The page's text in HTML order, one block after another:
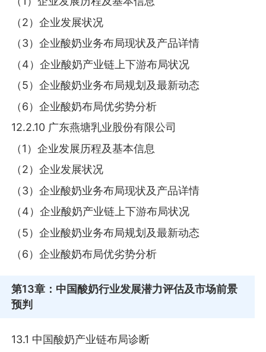
（2）企业发展状况
（3）企业酸奶业务布局现状及产品详情
（4）企业酸奶产业链上下游布局状况
（5）企业酸奶业务布局规划及最新动态
（6）企业酸奶布局优劣势分析
12.2.10 广东燕塘乳业股份有限公司
（1）企业发展历程及基本信息
（2）企业发展状况
（3）企业酸奶业务布局现状及产品详情
（4）企业酸奶产业链上下游布局状况
（5）企业酸奶业务布局规划及最新动态
（6）企业酸奶布局优劣势分析
第13章 ：中国酸奶行业发展潜力评估及市场前景
预判
13.1 中国酸奶产业链布局诊断